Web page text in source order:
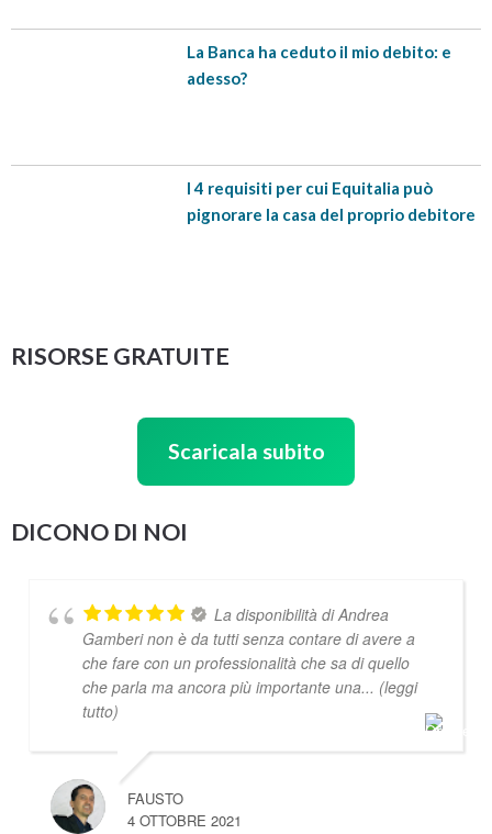
La Banca ha ceduto il mio debito: e
adesso?
I 4 requisiti per cui Equitalia può
pignorare la casa del proprio debitore
RISORSE GRATUITE
Scaricala subito
DICONO DI NOI
La disponibilità di Andrea
Gamberi non è da tutti senza contare di avere a
che fare con un professionalità che sa di quello
che parla ma ancora più importante una... (leggi
tutto)
FAUSTO
4 OTTOBRE 2021